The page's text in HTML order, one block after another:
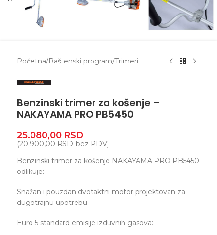
Početna/Baštenski program/Trimeri
Benzinski trimer za košenje –
NAKAYAMA PRO PB5450
25.080,00 RSD
(20.900,00 RSD bez PDV)
Benzinski trimer za košenje NAKAYAMA PRO PB5450
odlikuje:
Snažan i pouzdan dvotaktni motor projektovan za
dugotrajnu upotrebu
Euro 5 standard emisije izduvnih gasova: